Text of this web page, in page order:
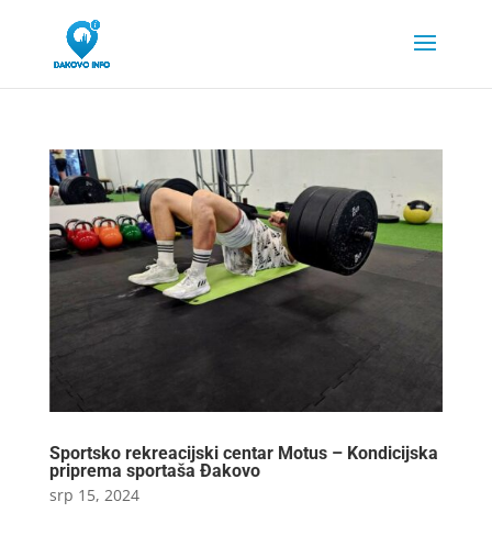
Sportsko rekreacijski centar Motus – Kondicijska
priprema sportaša Đakovo
srp 15, 2024